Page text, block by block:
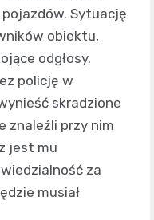
Sytuację
obiektu,
odgłosy.
policję w
skradzione
znaleźli przy nim
jest mu
za
musiał